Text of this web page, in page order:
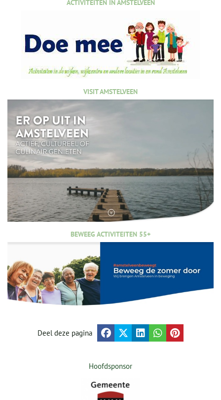
ACTIVITEITEN IN AMSTELVEEN
VISIT AMSTELVEEN
BEWEEG ACTIVITEITEN 55+
Deel deze pagina
Hoofdsponsor